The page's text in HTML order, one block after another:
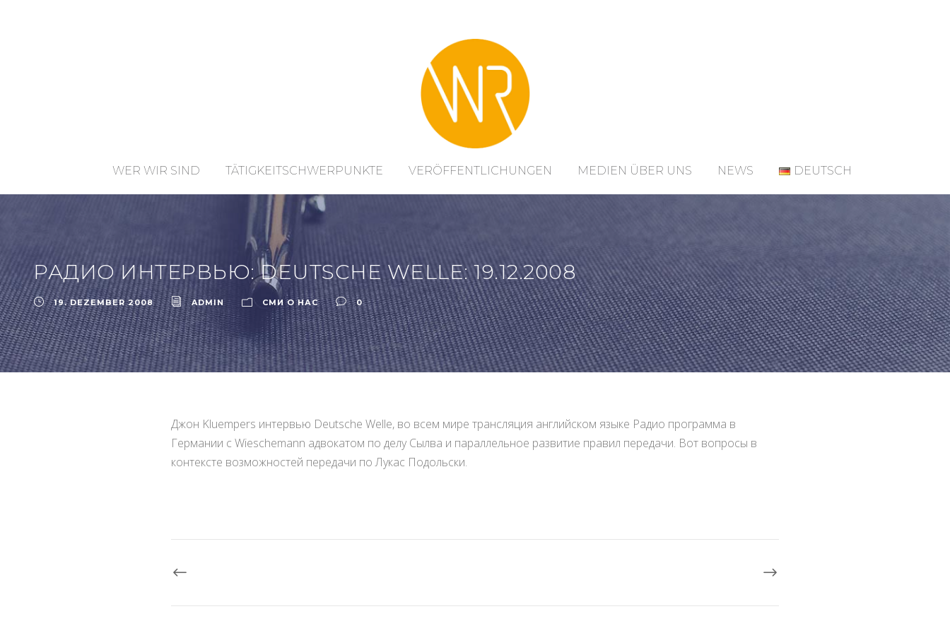
WER WIR SIND TÄTIGKEITSCHWERPUNKTE VERÖFFENTLICHUNGEN MEDIEN ÜBER UNS NEWS DEUTSCH
РАДИО ИНТЕРВЬЮ: DEUTSCHE WELLE: 19.12.2008
19. DEZEMBER 2008 ADMIN СМИ О НАС 0
Джон Kluempers интервью Deutsche Welle, во всем мире трансляция английском языке Радио программа в
Германии с Wieschemann адвокатом по делу Сылва и параллельное развитие правил передачи. Вот вопросы в
контексте возможностей передачи по Лукас Подольски.